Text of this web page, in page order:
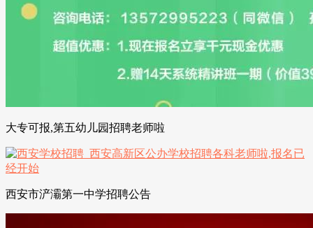
大专可报,第五幼儿园招聘老师啦
西安市浐灞第一中学招聘公告